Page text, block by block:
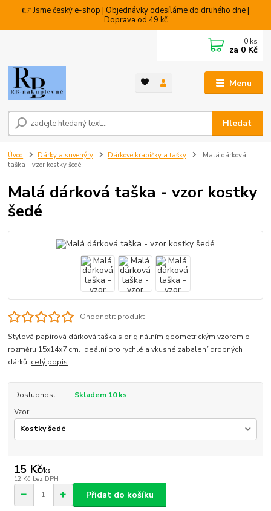
👉 Jsme český e-shop | Objednávky odesíláme do druhého dne |
Doprava od 49 kč
Menu
Hledat
0 ks
za 0 Kč
Úvod Dárky a suvenýry Dárkové krabičky a tašky
Malá dárková
taška - vzor kostky šedé
Malá dárková taška - vzor kostky
šedé
Ohodnotit produkt
Stylová papírová dárková taška s originálním geometrickým vzorem o
rozměru 15x14x7 cm. Ideální pro rychlé a vkusné zabalení drobných
dárků. celý popis
Dostupnost
Skladem 10 ks
Vzor
15 Kč/ks
12 Kč bez DPH
Přidat do košíku